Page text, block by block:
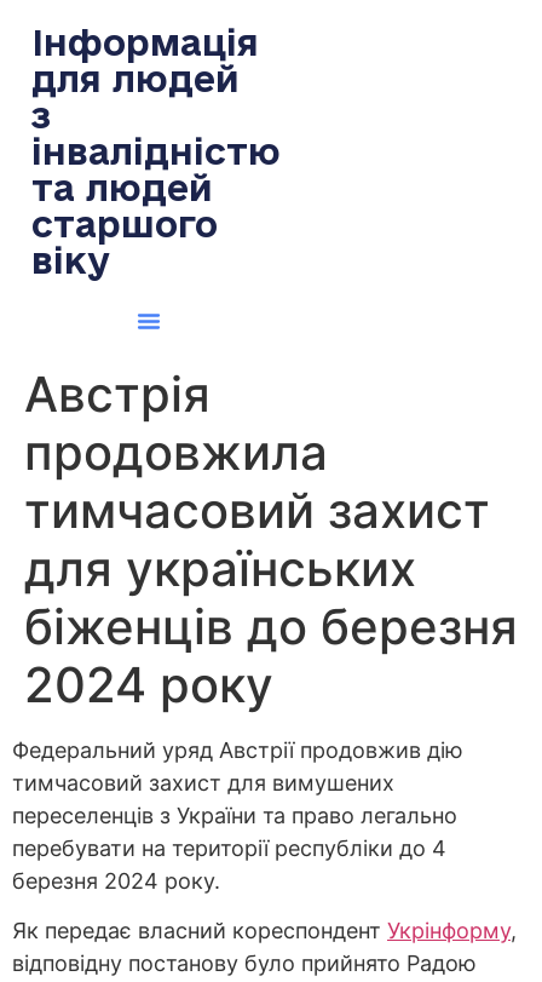
Інформація
для людей
з
інвалідністю
та людей
старшого
віку
Австрія
продовжила
тимчасовий захист
для українських
біженців до березня
2024 року
Федеральний уряд Австрії продовжив дію
тимчасовий захист для вимушених
переселенців з України та право легально
перебувати на території республіки до 4
березня 2024 року.
Як передає власний кореспондент Укрінформу,
відповідну постанову було прийнято Радою